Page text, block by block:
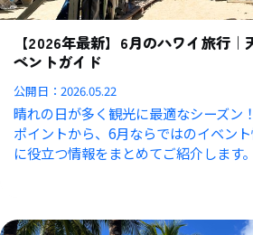
【2026年最新】6月のハワイ旅行｜
ベントガイド
公開日：2026.05.22
晴れの日が多く観光に最適なシーズン
ポイントから、6月ならではのイベン
に役立つ情報をまとめてご紹介します。